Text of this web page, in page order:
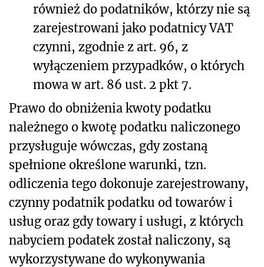
również do podatników, którzy nie są
zarejestrowani jako podatnicy VAT
czynni, zgodnie z art. 96, z
wyłączeniem przypadków, o których
mowa w art. 86 ust. 2 pkt 7.
Prawo do obniżenia kwoty podatku
należnego o kwotę podatku naliczonego
przysługuje wówczas, gdy zostaną
spełnione określone warunki, tzn.
odliczenia tego dokonuje zarejestrowany,
czynny podatnik podatku od towarów i
usług oraz gdy towary i usługi, z których
nabyciem podatek został naliczony, są
wykorzystywane do wykonywania